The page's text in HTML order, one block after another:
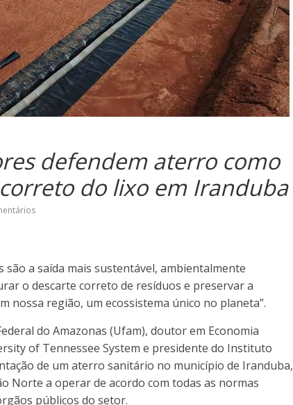
defendem aterro como
do lixo em Iranduba
a saída mais sustentável, ambientalmente
o descarte correto de resíduos e preservar a
nossa região, um ecossistema único no planeta”.
do Amazonas (Ufam), doutor em Economia
of Tennessee System e presidente do Instituto
de um aterro sanitário no município de Iranduba,
Norte a operar de acordo com todas as normas
públicos do setor.